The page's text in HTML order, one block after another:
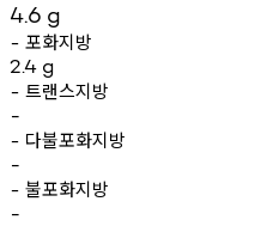
4.6 g
- 포화지방
2.4 g
- 트랜스지방
-
- 다불포화지방
-
- 불포화지방
-